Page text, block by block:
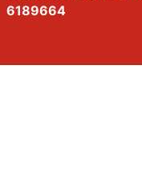
6189664